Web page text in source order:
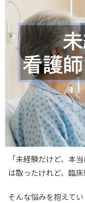
「未経験だけど、本
は取ったけれど、臨
そんな悩みを抱えて